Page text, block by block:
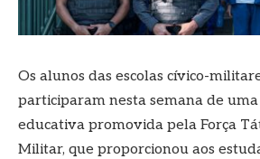
Os alunos das escolas cívico-
participaram nesta semana de
educativa promovida pela Força
Militar, que proporcionou aos